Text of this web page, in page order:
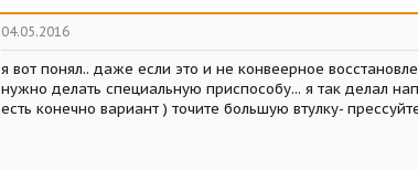
к
ц
и
04.05.2016
я вот понял.. даже если это и не конвеерное
нужно делать специальную приспособу... я так делал
есть конечно вариант ) точите большую втулку-